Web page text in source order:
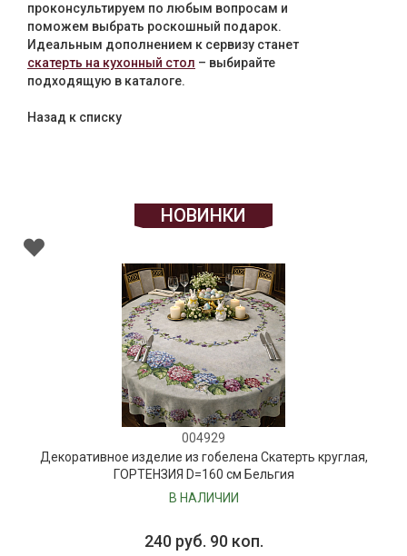
проконсультируем по любым вопросам и
поможем выбрать роскошный подарок.
Идеальным дополнением к сервизу станет
скатерть на кухонный стол – выбирайте
подходящую в каталоге.
Назад к списку
НОВИНКИ
004929
Декоративное изделие из гобелена Скатерть круглая,
ГОРТЕНЗИЯ D=160 см Бельгия
В НАЛИЧИИ
240 руб. 90 коп.